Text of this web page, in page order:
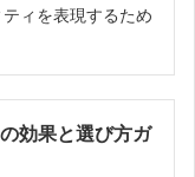
ィを表現するため
効果と選び方ガ